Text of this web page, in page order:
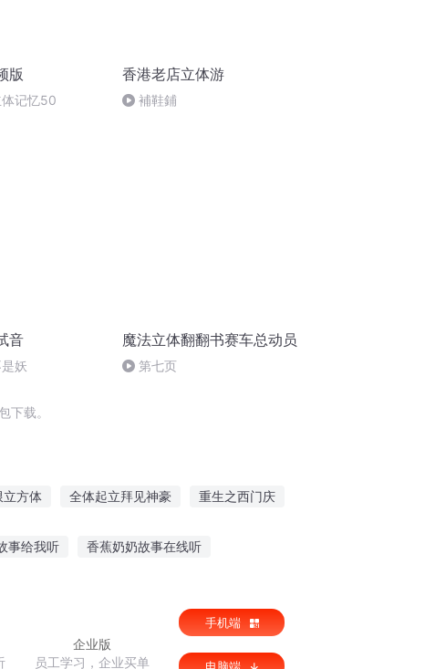
版
记忆50
香港老店立体游
補鞋鋪
音
妖
魔法立体翻翻书赛车总动员
第七页
下载。
立方体 全体起立拜见神豪 重生之西门庆
事给我听 香蕉奶奶故事在线听
企业版
员工学习，企业买单
手机端